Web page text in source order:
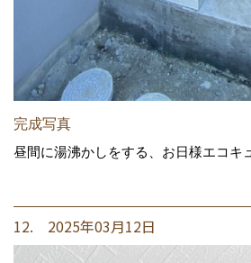
完成写真
昼間に湯沸かしをする、お日様エコキ
12. 2025年03月12日